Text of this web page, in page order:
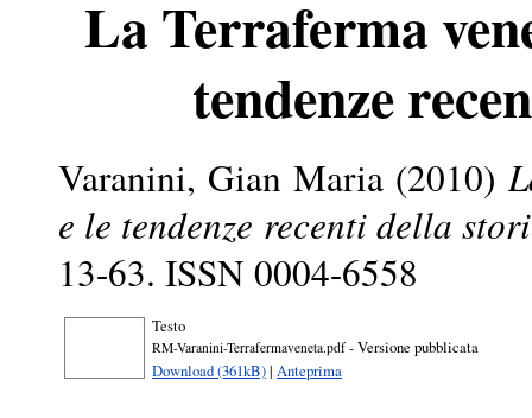
La Terraferma
tendenze
Varanini, Gian Maria (2010)
e le tendenze recenti della
13-63. ISSN 0004-6558
Testo
RM-Varanini-Terrafermaveneta.pdf- Versione pubblicata
Download (361kB)| Anteprima